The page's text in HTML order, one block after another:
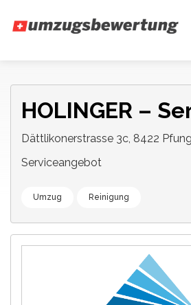
HOLINGER –
Dättlikonerstrasse 3c, 8422
Serviceangebot
Umzug Reinigung